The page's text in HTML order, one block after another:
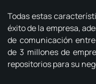
Todas estas
éxito de la empresa,
de comunicación
de 3 millones de
repositorios para su